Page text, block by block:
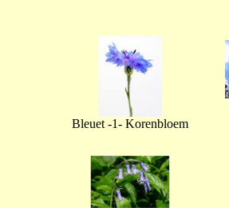
Bleuet -1- Korenbloem